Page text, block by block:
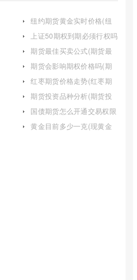
纽约期货黄金实时价格(纽
约黄金期货行情实时行情)
上证50期权到期必须行权吗
(上证50期权开通条件)
期货最佳买卖公式(期货最
佳买卖公式是什么)
期货会影响期权价格吗(期
权和期货有什么区别)
红枣期货价格走势(红枣期
货最新行情)
期货投资品种分析(期货投
资品种选择)
国债期货怎么开通交易权限
(国债期货交易规则及交割
流程)
黄金目前多少一克(现黄金